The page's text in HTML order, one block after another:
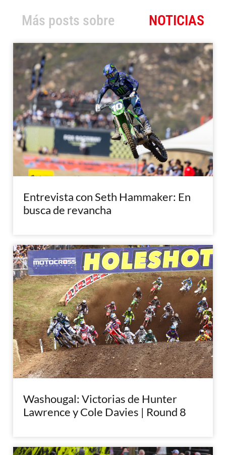
Más posts sobre NOTICIAS
Entrevista con Seth Hammaker: En
busca de revancha
Washougal: Victorias de Hunter
Lawrence y Cole Davies | Round 8